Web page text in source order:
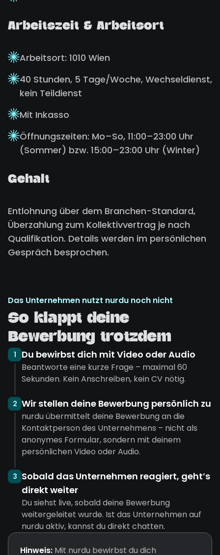
Arbeitszeit & Arbeitsort
Arbeitsort: 1010 Wien
40 Stunden, 5 Tage/Woche, Wechseldienst,
kein Teildienst
Mit Inkasso
Öffnungszeiten: Mo–So, 11:00–23:00 Uhr
(Sommer) bzw. 15:00–23:00 Uhr (Winter)
Gehalt
Entlohnung über dem Branchen-Standard,
Überzahlung zum Kollektivvertrag je nach
Qualifikation. Details werden im persönlichen
Gespräch besprochen.
Das Unternehmen nutzt nurdu noch nicht
So klappt deine
Bewerbung trotzdem
1 Du bewirbst dich mit Video oder Audio
Beantworte eine kurze Frage – maximal 60
Sekunden. Kein Anschreiben, kein CV nötig.
2 Wir stellen deine Bewerbung persönlich zu
nurdu übermittelt deine Bewerbung an die
Kontaktperson des Unternehmens – nicht als
anonymes Formular, sondern mit deinem
persönlichen Video oder Audio.
3 Sobald das Unternehmen reagiert, geht’s
direkt weiter
Du siehst live, sobald deine Bewerbung
weitergeleitet wurde. Ist das Unternehmen auf
nurdu aktiv, kannst du direkt chatten.
Hinweis: Mit nurdu bewirbst du dich